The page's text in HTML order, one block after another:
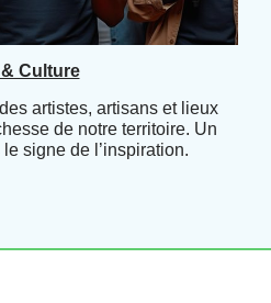
Culture
artistes, artisans et lieux
de notre territoire. Un
signe de l’inspiration.